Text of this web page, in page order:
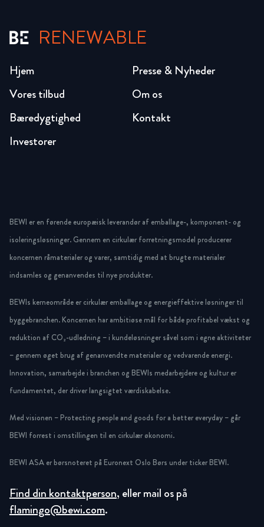
RENEWABLE
Hjem
Vores tilbud
Bæredygtighed
Investorer
Presse & Nyheder
Om os
Kontakt
BEWI er en førende europæisk leverandør af emballage-, komponent- og
isoleringsløsninger. Gennem en cirkulær forretningsmodel producerer
koncernen råmaterialer og varer, samtidig med at brugte materialer
indsamles og genanvendes til nye produkter.
BEWIs kerneområde er cirkulær emballage og energieffektive løsninger til
byggebranchen. Koncernen har ambitiøse mål for både profitabel vækst og
reduktion af CO₂-udledning – i kundeløsninger såvel som i egne aktiviteter
– gennem øget brug af genanvendte materialer og vedvarende energi.
Innovation, samarbejde i branchen og BEWIs medarbejdere og kultur er
fundamentet, der driver langsigtet værdiskabelse.
Med visionen – Protecting people and goods for a better everyday – går
BEWI forrest i omstillingen til en cirkulær økonomi.
BEWI ASA er børsnoteret på Euronext Oslo Børs under ticker BEWI.
Find din kontaktperson, eller mail os på
flamingo@bewi.com.